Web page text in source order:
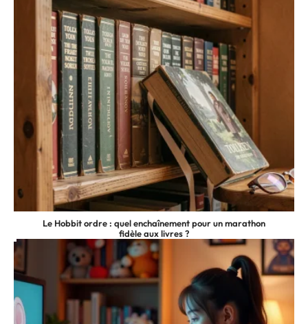
Le Hobbit ordre : quel enchaînement pour un marathon
fidèle aux livres ?